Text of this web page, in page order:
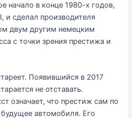
начало в конце 1980-х годов,
и сделал производителя
двум другим немецким
с точки зрения престижа и
Появившийся в 2017
не отставать.
означает, что престиж сам по
автомобиля. Его